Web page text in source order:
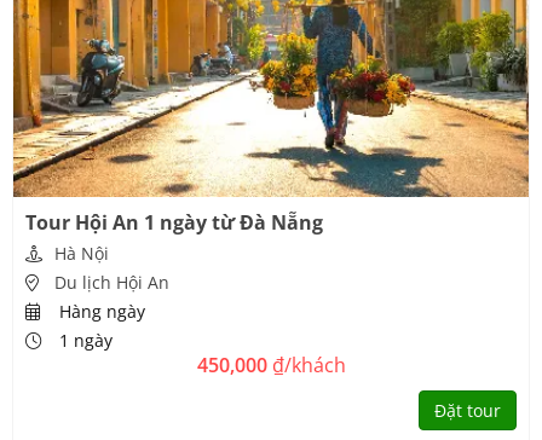
Tour Hội An 1 ngày từ Đà Nẵng
Hà Nội
Du lịch Hội An
Hàng ngày
1 ngày
450,000 ₫/khách
Đặt tour